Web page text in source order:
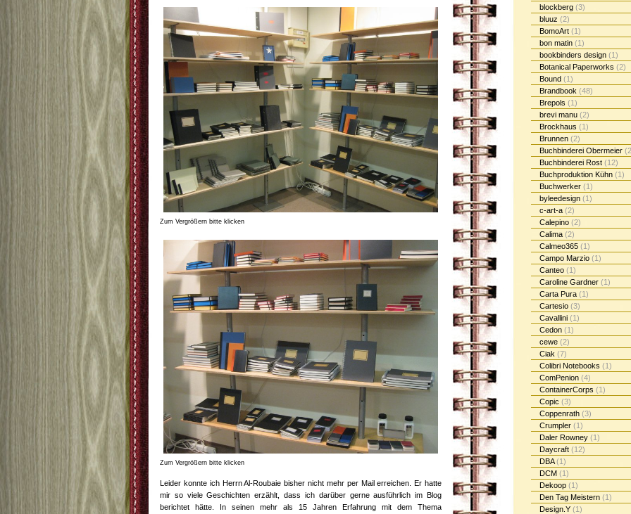
Zum Vergrößern bitte klicken
Zum Vergrößern bitte klicken
Leider konnte ich Herrn Al-Roubaie bisher nicht mehr per Mail erreichen. Er hatte
mir so viele Geschichten erzählt, dass ich darüber gerne ausführlich im Blog
berichtet hätte. In seinen mehr als 15 Jahren Erfahrung mit dem Thema
blockberg (3)
bluuz (2)
BomoArt (1)
bon matin (1)
bookbinders design (1)
Botanical Paperworks (2)
Bound (1)
Brandbook (48)
Brepols (1)
brevi manu (2)
Brockhaus (1)
Brunnen (2)
Buchbinderei Obermeier
Buchbinderei Rost (12)
Buchproduktion Kühn (1)
Buchwerker (1)
byleedesign (1)
c-art-a (2)
Calepino (2)
Calima (2)
Calmeo365 (1)
Campo Marzio (1)
Canteo (1)
Caroline Gardner (1)
Carta Pura (1)
Cartesio (3)
Cavallini (1)
Cedon (1)
cewe (2)
Ciak (7)
Colibri Notebooks (1)
ComPenion (4)
ContainerCorps (1)
Copic (3)
Coppenrath (3)
Crumpler (1)
Daler Rowney (1)
Daycraft (12)
DBA(1)
DCM (1)
Dekoop (1)
Den Tag Meistern (1)
Design.Y (1)